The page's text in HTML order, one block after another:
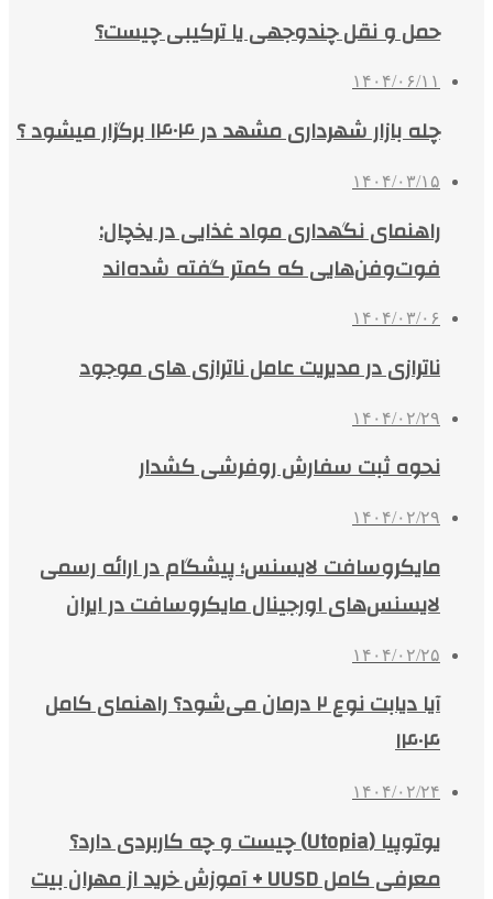
حمل و نقل چندوجهی یا ترکیبی چیست؟
۱۴۰۴/۰۶/۱۱
چله بازار شهرداری مشهد در ۱۴۰۴ برگزار میشود ؟
۱۴۰۴/۰۳/۱۵
راهنمای نگهداری مواد غذایی در یخچال:
فوت‌وفن‌هایی که کمتر گفته شده‌اند
۱۴۰۴/۰۳/۰۶
ناترازی در مدیریت عامل ناترازی های موجود
۱۴۰۴/۰۲/۲۹
نحوه ثبت سفارش روفرشی کشدار
۱۴۰۴/۰۲/۲۹
مایکروسافت لایسنس؛ پیشگام در ارائه رسمی
لایسنس‌های اورجینال مایکروسافت در ایران
۱۴۰۴/۰۲/۲۵
آیا دیابت نوع ۲ درمان می‌شود؟ راهنمای کامل
۱۴۰۴
۱۴۰۴/۰۲/۲۴
یوتوپیا (Utopia) چیست و چه کاربردی دارد؟
معرفی کامل UUSD + آموزش خرید از مهران بیت